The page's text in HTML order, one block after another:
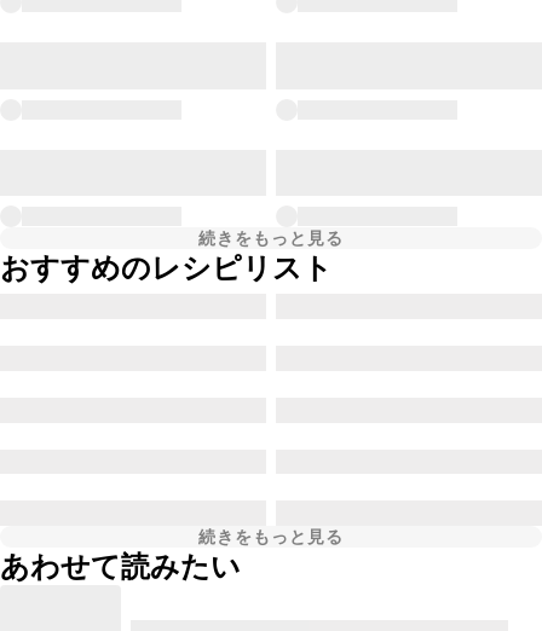
続きをもっと見る
おすすめのレシピリスト
続きをもっと見る
あわせて読みたい